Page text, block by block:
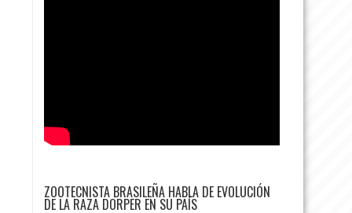
ZOOTECNISTA BRASILEÑA HABLA DE EVOLUCIÓN
DE LA RAZA DORPER EN SU PAÍS